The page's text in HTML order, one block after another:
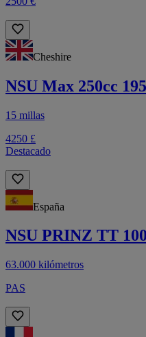
Cheshire
NSU Max 250cc
15 millas
4250 £
Destacado
España
NSU PRINZ TT
63.000 kilómetros
PAS